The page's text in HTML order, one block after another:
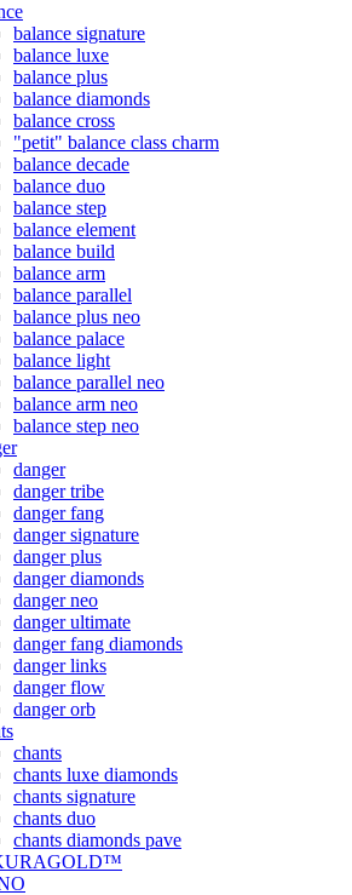
balance signature
balance luxe
balance plus
balance diamonds
balance cross
"petit" balance class charm
balance decade
balance duo
balance step
balance element
balance build
balance arm
balance parallel
balance plus neo
balance palace
balance light
balance parallel neo
balance arm neo
balance step neo
danger
danger tribe
danger fang
danger signature
danger plus
danger diamonds
danger neo
danger ultimate
danger fang diamonds
danger links
danger flow
danger orb
chants
chants luxe diamonds
chants signature
chants duo
chants diamonds pave